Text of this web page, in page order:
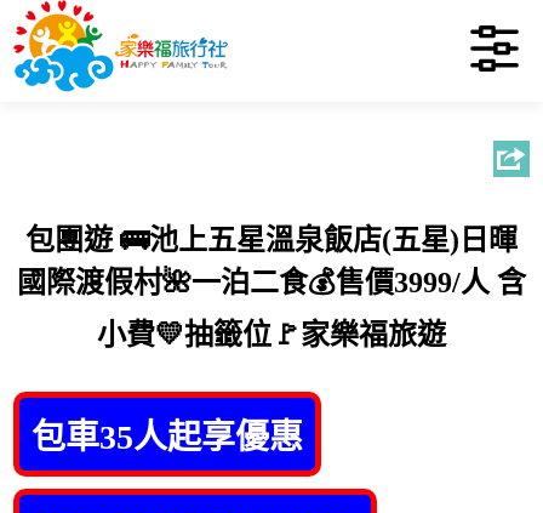
包團遊 🚌池上五星溫泉飯店(五星)日暉
國際渡假村🌺一泊二食💰售價3999/人 含
小費💛抽籤位🚩家樂福旅遊
包車35人起享優惠